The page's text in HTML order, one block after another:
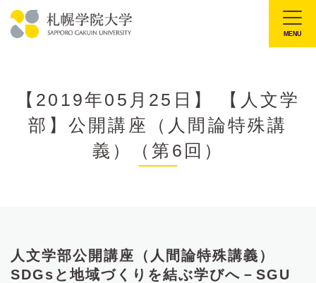
文
MENU
【2019年05月25日】 【人文学
部】公開講座（人間論特殊講
義）（第6回）
人文学部公開講座（人間論特殊講義）
SDGsと地域づくりを結ぶ学びへ－SGU